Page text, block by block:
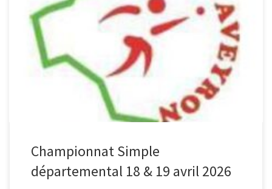
Merci fb pour photos et résultats …
Finalistes et F3 Qualifiés
direct à la région à Muret (31). F4 : M4 : M3 :
Championnat Simple
départemental 18 & 19 avril 2026